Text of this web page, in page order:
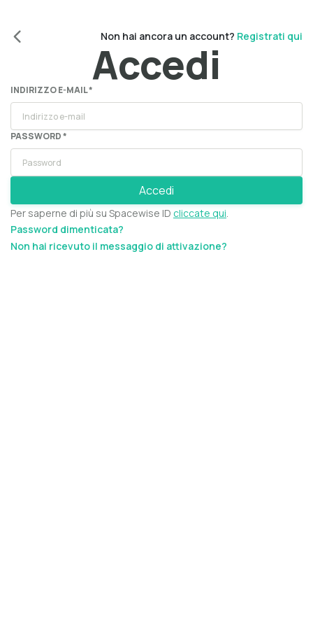
Non hai ancora un account? Registrati qui
Accedi
INDIRIZZO E-MAIL *
PASSWORD *
Accedi
Per saperne di più su Spacewise ID cliccate qui.
Password dimenticata?
Non hai ricevuto il messaggio di attivazione?